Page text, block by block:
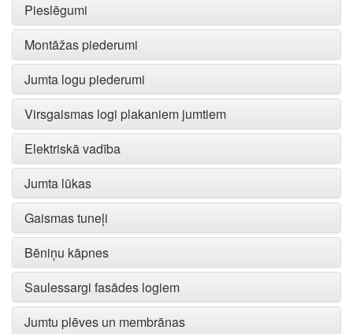
Pieslēgumi
Montāžas piederumi
Jumta logu piederumi
Virsgaismas logi plakaniem jumtiem
Elektriskā vadība
Jumta lūkas
Gaismas tuneļi
Bēniņu kāpnes
Saulessargi fasādes logiem
Jumtu plēves un membrānas